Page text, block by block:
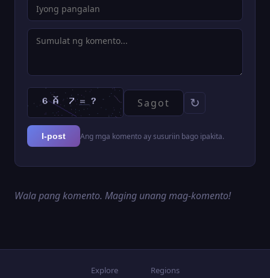
↻
I-post Ang mga komento ay susuriin bago ipakita.
Wala pang komento. Maging unang mag-komento!
Explore Regions